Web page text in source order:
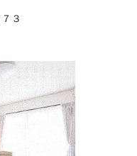
３